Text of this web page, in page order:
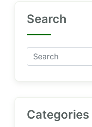
Search
Categories